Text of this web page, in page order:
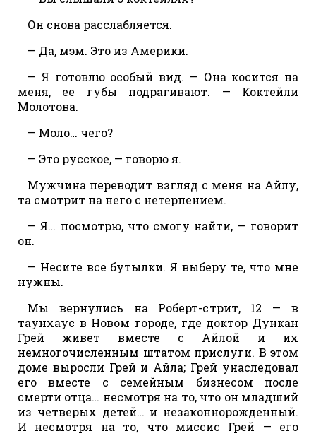
Он снова расслабляется.
— Да, мэм. Это из Америки.
— Я готовлю особый вид. — Она косится на
меня, ее губы подрагивают. — Коктейли
Молотова.
— Моло… чего?
— Это русское, — говорю я.
Мужчина переводит взгляд с меня на Айлу,
та смотрит на него с нетерпением.
— Я… посмотрю, что смогу найти, — говорит
он.
— Несите все бутылки. Я выберу те, что мне
нужны.
Мы вернулись на Роберт-стрит, 12 — в
таунхаус в Новом городе, где доктор Дункан
Грей живет вместе с Айлой и их
немногочисленным штатом прислуги. В этом
доме выросли Грей и Айла; Грей унаследовал
его вместе с семейным бизнесом после
смерти отца… несмотря на то, что он младший
из четверых детей… и незаконнорожденный.
И несмотря на то, что миссис Грей — его